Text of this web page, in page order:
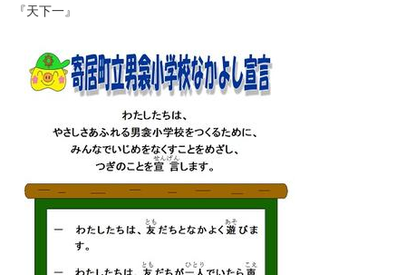
『天下一』